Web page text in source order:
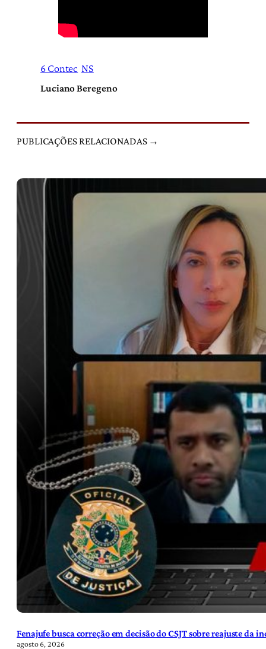
6 Contec NS
Luciano Beregeno
PUBLICAÇÕES RELACIONADAS →
Fenajufe busca correção em decisão do CSJT sobre reajuste da
agosto 6, 2026